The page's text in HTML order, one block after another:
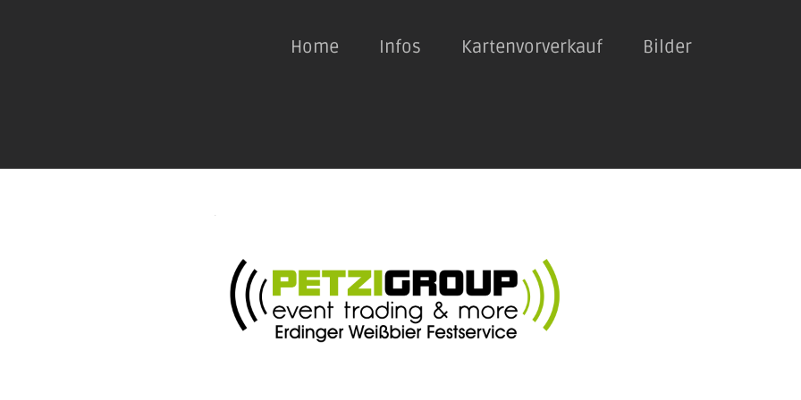
Home Infos Kartenvorverkauf Bilder
.